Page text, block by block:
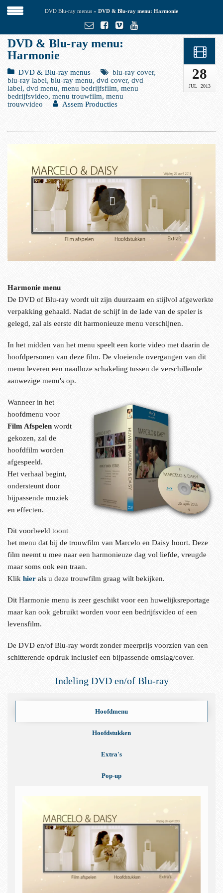
DVD Blu-ray menus » DVD & Blu-ray menu: Harmonie
DVD & Blu-ray menu:
Harmonie
DVD & Blu-ray menus
blu-ray cover,
blu-ray label, blu-ray menu, dvd cover, dvd
label, dvd menu, menu bedrijfsfilm, menu
bedrijfsvideo, menu trouwfilm, menu
trouwvideo
Assem Producties
28
JUL 2013
Harmonie menu
De DVD of Blu-ray wordt uit zijn duurzaam en stijlvol afgewerkte
verpakking gehaald. Nadat de schijf in de lade van de speler is
gelegd, zal als eerste dit harmonieuze menu verschijnen.
In het midden van het menu speelt een korte video met daarin de
hoofdpersonen van deze film. De vloeiende overgangen van dit
menu leveren een naadloze schakeling tussen de verschillende
aanwezige menu's op.
Wanneer in het
hoofdmenu voor
Film Afspelen wordt
gekozen, zal de
hoofdfilm worden
afgespeeld.
Het verhaal begint,
ondersteunt door
bijpassende muziek
en effecten.
Dit voorbeeld toont
het menu dat bij de trouwfilm van Marcelo en Daisy hoort. Deze
film neemt u mee naar een harmonieuze dag vol liefde, vreugde
maar soms ook een traan.
Klik hier als u deze trouwfilm graag wilt bekijken.
Dit Harmonie menu is zeer geschikt voor een huwelijksreportage
maar kan ook gebruikt worden voor een bedrijfsvideo of een
levensfilm.
De DVD en/of Blu-ray wordt zonder meerprijs voorzien van een
schitterende opdruk inclusief een bijpassende omslag/cover.
Indeling DVD en/of Blu-ray
Hoofdmenu
Hoofdstukken
Extra's
Pop-up